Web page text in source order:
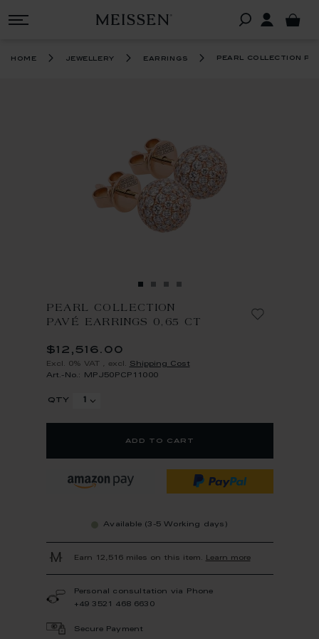
home jewellery earrings pearl collection
PEARL COLLECTION
PAVÉ EARRINGS 0,65 CT
$12,516.00
Excl. 0% VAT excl. Shipping Cost
Art.-No.: MPJ50PCP11000
qty
add to cart
Available (3-5 Working days)
Earn 12,516 miles on this item. Learn more
Personal consultation via Phone
+49 3521 468 6630
Secure Payment